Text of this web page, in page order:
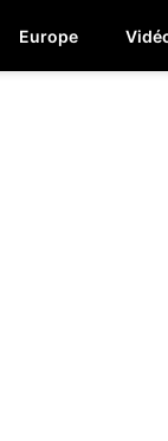
Europe